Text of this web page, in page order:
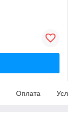
Оплата